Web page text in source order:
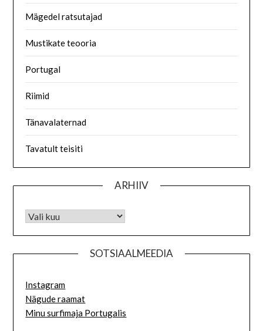
Mägedel ratsutajad
Mustikate teooria
Portugal
Riimid
Tänavalaternad
Tavatult teisiti
ARHIIV
SOTSIAALMEEDIA
Instagram
Nägude raamat
Minu surfimaja Portugalis